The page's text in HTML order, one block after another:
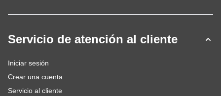
Servicio de atención al cliente
Iniciar sesión
Crear una cuenta
Servicio al cliente